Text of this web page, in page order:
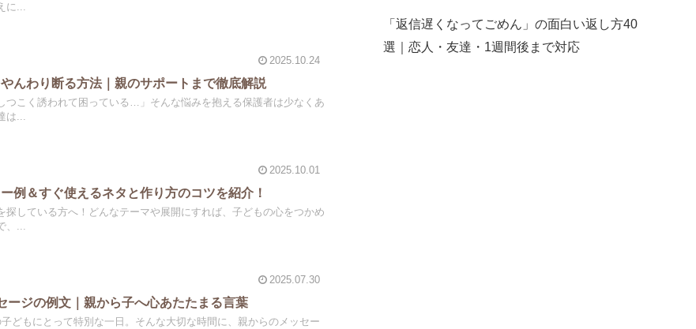
に...
2025.10.24
んわり断る方法｜親のサポートまで徹底解説
つこく誘われて困っている…」そんな悩みを抱える保護者は少なくあ
は...
2025.10.01
例＆すぐ使えるネタと作り方のコツを紹介！
探している方へ！どんなテーマや展開にすれば、子どもの心をつかめ
、...
2025.07.30
ージの例文｜親から子へ心あたたまる言葉
どもにとって特別な一日。そんな大切な時間に、親からのメッセー
「返信遅くなってごめん」の面白い返し方40
選｜恋人・友達・1週間後まで対応